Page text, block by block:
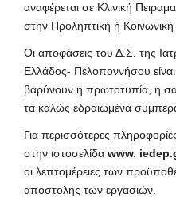
αναφέρεται σε Κλινική
στην Προληπτική ή Κοινωνική
Οι αποφάσεις του Δ.Σ. της
Ελλάδος- Πελοποννήσου είναι
βαρύνουν η πρωτοτυπία, η
τα καλώς εδραιωμένα
Για περισσότερες
στην ιστοσελίδα www.
οι λεπτομέρειες των
αποστολής των εργασιών.